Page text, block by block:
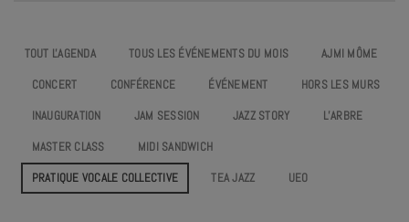
TOUT L'AGENDA TOUS LES ÉVÉNEMENTS DU MOIS
AJMI MÔME
CONCERT
CONFÉRENCE ÉVÉNEMENT
HORS LES MURS
INAUGURATION
JAM SESSION JAZZ STORY
L’ARBRE
MASTER CLASS
MIDI SANDWICH
PRATIQUE VOCALE COLLECTIVE
TEA JAZZ UEO